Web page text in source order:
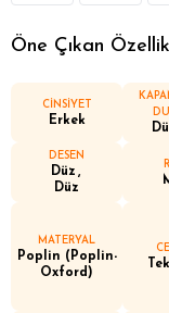
Öne Çıkan
CİNSİYET
Erkek
DESEN
Düz
Düz
MATERYAL
Poplin (Poplin-
Oxford)